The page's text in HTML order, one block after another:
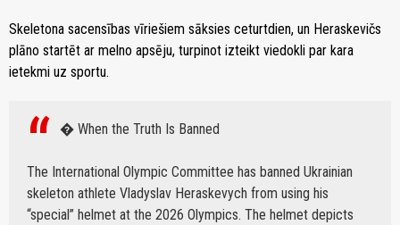
Skeletona sacensības vīriešiem sāksies ceturtdien, un Heraskevičs
plāno startēt ar melno apsēju, turpinot izteikt viedokli par kara
ietekmi uz sportu.
� When the Truth Is Banned
The International Olympic Committee has banned Ukrainian
skeleton athlete Vladyslav Heraskevych from using his
“special” helmet at the 2026 Olympics. The helmet depicts